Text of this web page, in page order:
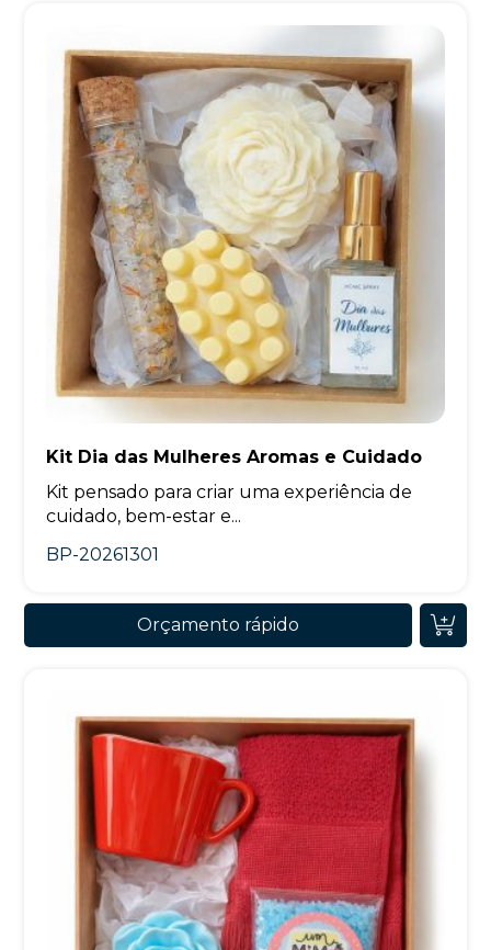
Kit Dia das Mulheres Aromas e Cuidado
Kit pensado para criar uma experiência de
cuidado, bem-estar e...
BP-20261301
Orçamento rápido